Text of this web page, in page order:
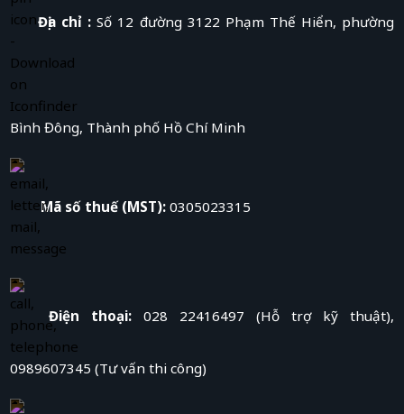
Địa chỉ : Số 12 đường 3122 Phạm Thế Hiển, phường
Bình Đông, Thành phố Hồ Chí Minh
Mã số thuế (MST): 0305023315
Điện thoại: 028 22416497 (Hỗ trợ kỹ thuật),
0989607345 (Tư vấn thi công)